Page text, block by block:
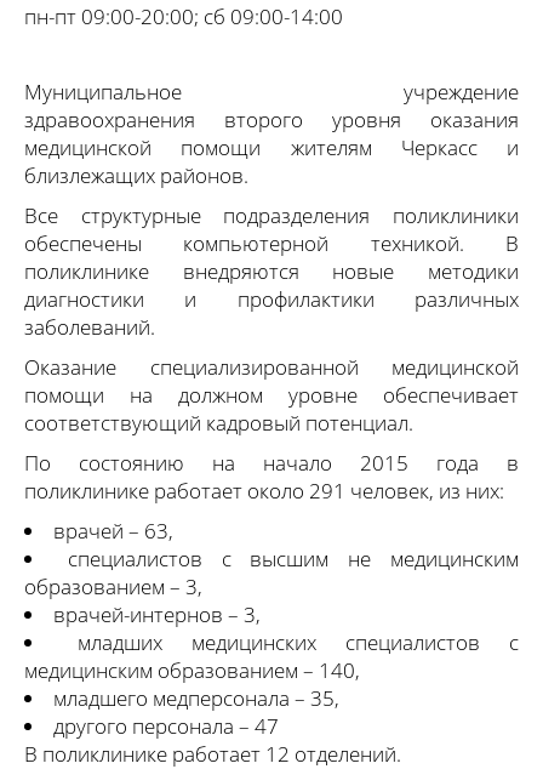
пн-пт 09:00-20:00; сб 09:00-14:00
Муниципальное учреждение
здравоохранения второго уровня оказания
медицинской помощи жителям Черкасс и
близлежащих районов.
Все структурные подразделения поликлиники
обеспечены компьютерной техникой. В
поликлинике внедряются новые методики
диагностики и профилактики различных
заболеваний.
Оказание специализированной медицинской
помощи на должном уровне обеспечивает
соответствующий кадровый потенциал.
По состоянию на начало 2015 года в
поликлинике работает около 291 человек, из них:
врачей – 63,
специалистов с высшим не медицинским
образованием – 3,
врачей-интернов – 3,
младших медицинских специалистов с
медицинским образованием – 140,
младшего медперсонала – 35,
другого персонала – 47
В поликлинике работает 12 отделений.